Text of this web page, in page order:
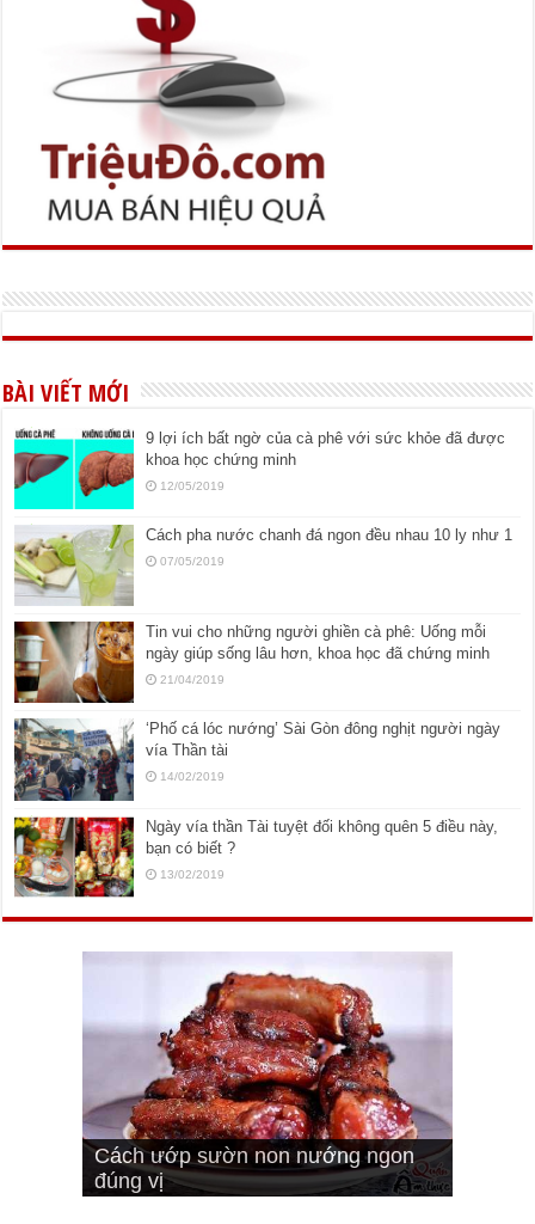
BÀI VIẾT MỚI
9 lợi ích bất ngờ của cà phê với sức khỏe đã được
khoa học chứng minh
12/05/2019
Cách pha nước chanh đá ngon đều nhau 10 ly như 1
07/05/2019
Tin vui cho những người ghiền cà phê: Uống mỗi
ngày giúp sống lâu hơn, khoa học đã chứng minh
21/04/2019
‘Phố cá lóc nướng’ Sài Gòn đông nghịt người ngày
vía Thần tài
14/02/2019
Ngày vía thần Tài tuyệt đối không quên 5 điều này,
bạn có biết ?
13/02/2019
Cách pha nước mắm trộn gỏi ngon
bá cháy
Bí quyết để chiên đậu hũ giòn ngon
Cách ướp sườn non nướng ngon
đúng vị
Cách ướp thịt heo chiên ngon mềm
Bật mí cách ướp sườn cơm tấm
ngon